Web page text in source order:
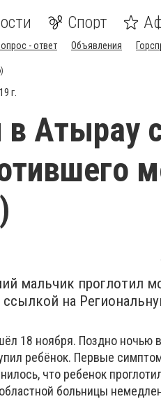
Спорт
- ответ Объявления
г.
в Атырау
мальчик проглотил
ссылкой на
18 ноября. Поздно ночью
ребёнок. Первые
что ребенок
больницы